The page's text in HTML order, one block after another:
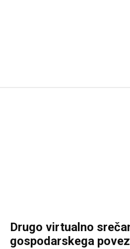
Drugo virtualno
gospodarskega